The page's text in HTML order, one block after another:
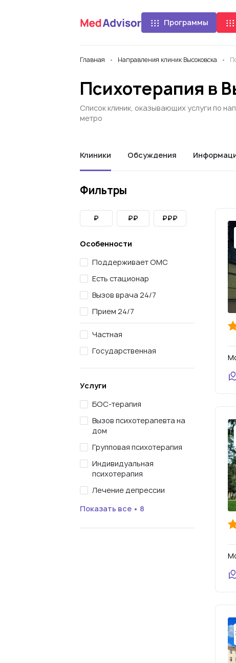
Программы
Главная Направления клиник Высоковска
Психотерапия в
Список клиник, оказывающих услуги по
метро
Клиники Обсуждения
Фильтры
₽ ₽₽ ₽₽₽
Особенности
Поддерживает ОМС
Есть стационар
Вызов врача 24/7
Прием 24/7
Частная
Государственная
Услуги
БОС-терапия
Вызов психотерапевта на
дом
Групповая психотерапия
Индивидуальная
психотерапия
Лечение депрессии
Показать все • 8